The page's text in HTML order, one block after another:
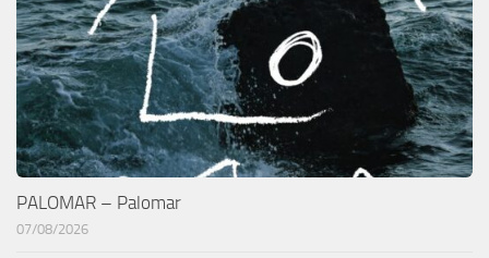
PALOMAR – Palomar
07/08/2026